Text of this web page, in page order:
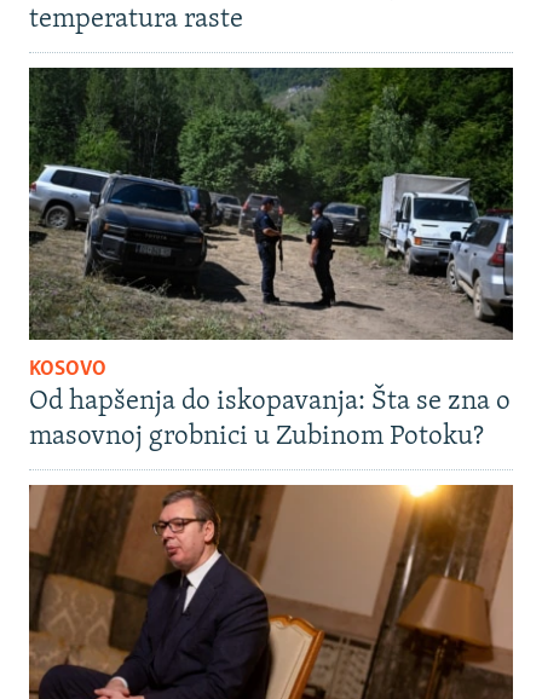
temperatura raste
KOSOVO
Od hapšenja do iskopavanja: Šta se zna o
masovnoj grobnici u Zubinom Potoku?